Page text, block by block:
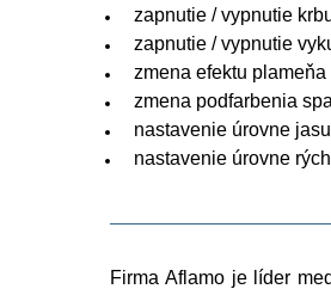
zapnutie / vypnutie
zapnutie / vypnutie
zmena efektu plameňa
zmena podfarbenia
nastavenie úrovne jasu
nastavenie úrovne
Firma Aflamo je líder